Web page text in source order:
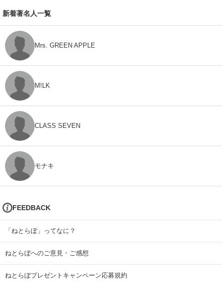
新着著名人一覧
Mrs. GREEN APPLE
M!LK
CLASS SEVEN
モナキ
FEEDBACK
「ねとらぼ」ってなに？
ねとらぼへのご意見・ご感想
ねとらぼプレゼントキャンペーン応募規約